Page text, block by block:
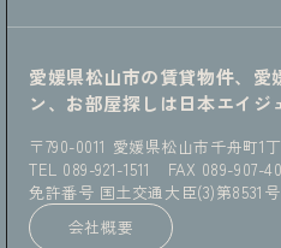
愛媛県松山市の賃貸物件、愛
ン、お部屋探しは日本エイジ
〒790-0011 愛媛県松山市千舟町
TEL 089-921-1511 FAX 089-907-
免許番号 国土交通大臣(3)第8531号
会社概要